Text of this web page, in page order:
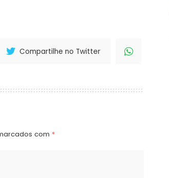
Compartilhe no Twitter
com *